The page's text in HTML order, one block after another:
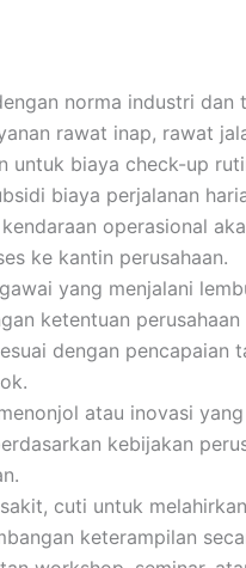
norma industri dan
rawat inap, rawat
untuk biaya check-up
biaya perjalanan
operasional
ke kantin perusahaan.
yang menjalani
ketentuan
dengan
atau inovasi
kebijakan
cuti untuk
keterampilan